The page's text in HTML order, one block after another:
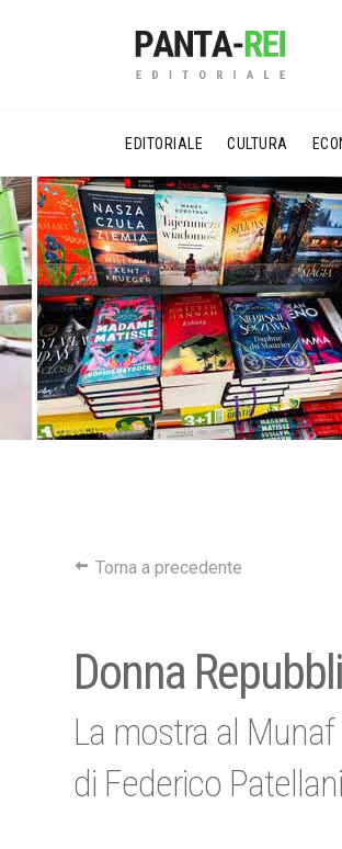
EDITORIALE CULTURA
Torna a precedente
Donna
La mostra al
di Federico